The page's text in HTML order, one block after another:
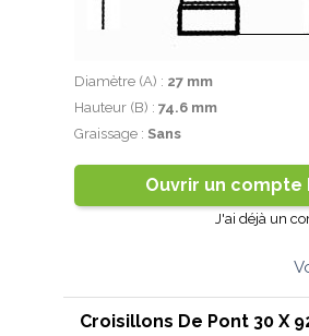
Diamètre (A) : 27 mm
Hauteur (B) : 74.6 mm
Graissage : Sans
Ouvrir un compte
J'ai déjà un
Croisillons De Pont 30 X